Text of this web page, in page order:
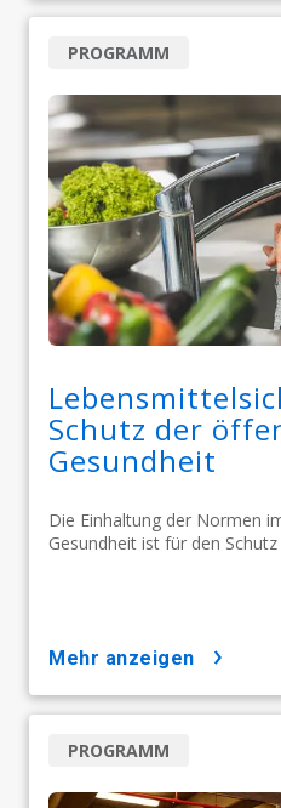
Schutz der
Gesundheit
Die Einhaltung der Normen
Gesundheit ist für den
PROGRAMM
mehr anzeigen
PROGRAMM